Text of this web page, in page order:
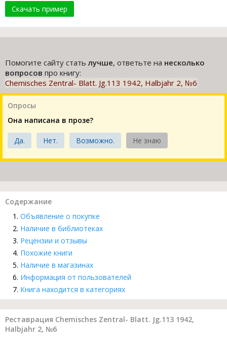
Скачать пример
Помогите сайту статьлучше, ответьте на несколько
вопросов про книгу:
Chemisches Zentral- Blatt. Jg.113 1942, Halbjahr 2, №6
Опросы
Она написана в прозе?
Да. Нет. Возможно. Не знаю
Содержание
Объявление о покупке
Наличие в библиотеках
Рецензии и отзывы
Похожие книги
Наличие в магазинах
Информация от пользователей
Книга находится в категориях
Реставрация Chemisches Zentral- Blatt. Jg.113 1942,
Halbjahr 2, №6